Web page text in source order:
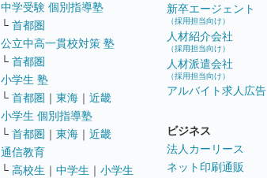
中学受験 個別指導塾
└ 首都圏
公立中高一貫校対策 塾
└ 首都圏
小学生 塾
└ 首都圏 ｜ 東海 ｜ 近畿
小学生 個別指導塾
└ 首都圏 ｜ 東海 ｜ 近畿
通信教育
└ 高校生 ｜ 中学生 ｜ 小学生
新卒エージェント
（採用担当向け）
人材紹介会社
（採用担当向け）
人材派遣会社
（採用担当向け）
アルバイト求人広告
ビジネス
法人カーリース
ネット印刷通販